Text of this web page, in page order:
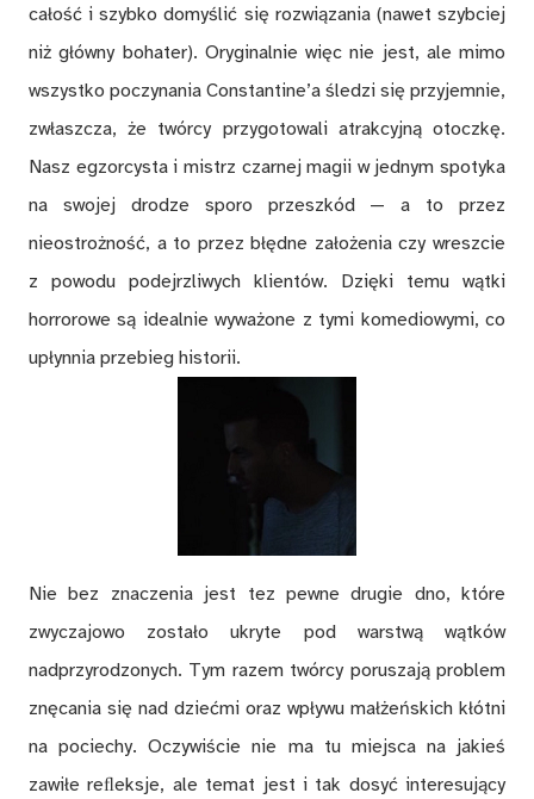
całość i szybko domyślić się rozwiązania (nawet szybciej
niż główny bohater). Oryginalnie więc nie jest, ale mimo
wszystko poczynania Constantine’a śledzi się przyjemnie,
zwłaszcza, że twórcy przygotowali atrakcyjną otoczkę.
Nasz egzorcysta i mistrz czarnej magii w jednym spotyka
na swojej drodze sporo przeszkód — a to przez
nieostrożność, a to przez błędne założenia czy wreszcie
z powodu podejrzliwych klientów. Dzięki temu wątki
horrorowe są idealnie wyważone z tymi komediowymi, co
upłynnia przebieg historii.
Nie bez znaczenia jest tez pewne drugie dno, które
zwyczajowo zostało ukryte pod warstwą wątków
nadprzyrodzonych. Tym razem twórcy poruszają problem
znęcania się nad dziećmi oraz wpływu małżeńskich kłótni
na pociechy. Oczywiście nie ma tu miejsca na jakieś
zawiłe reﬂeksje, ale temat jest i tak dosyć interesujący